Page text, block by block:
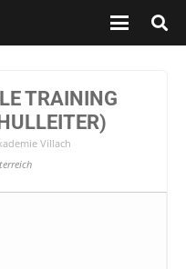
TRAINING
Villach